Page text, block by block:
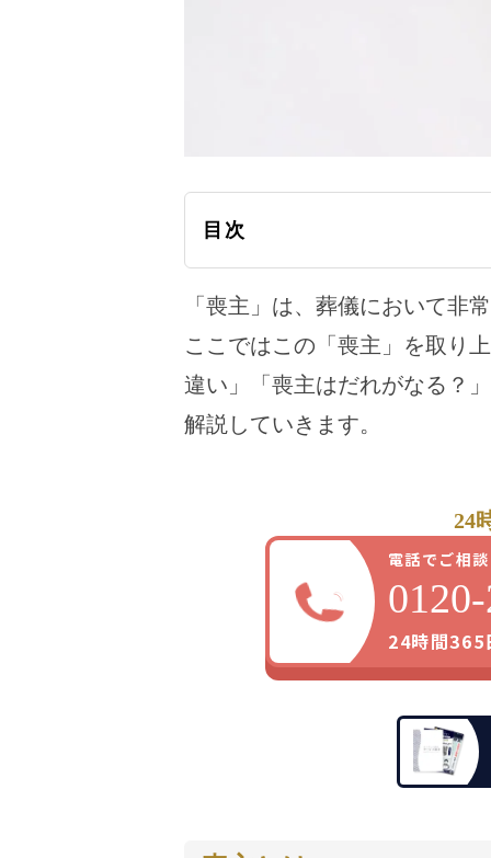
目次
「喪主」は、葬儀において非
ここではこの「喪主」を取り
違い」「喪主はだれがなる？
解説していきます。
24
電話でご相
24時間365